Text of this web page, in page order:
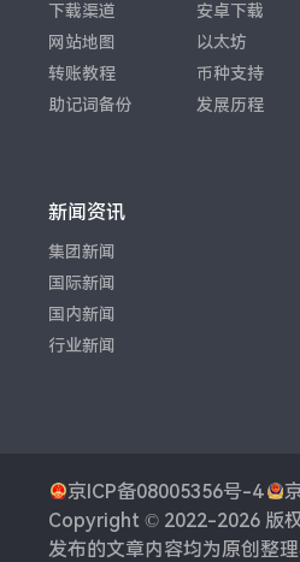
下载渠道
网站地图
转账教程
助记词备份
安卓下载
以太坊
币种支持
发展历程
新闻资讯
集团新闻
国际新闻
国内新闻
行业新闻
京ICP备08005356号-4
Copyright © 2022-2026 版
发布的文章内容均为原创整